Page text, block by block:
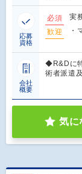
応募
資格
必須
実
歓迎
・
会社
概要
◆R&Dに
術者派
気に